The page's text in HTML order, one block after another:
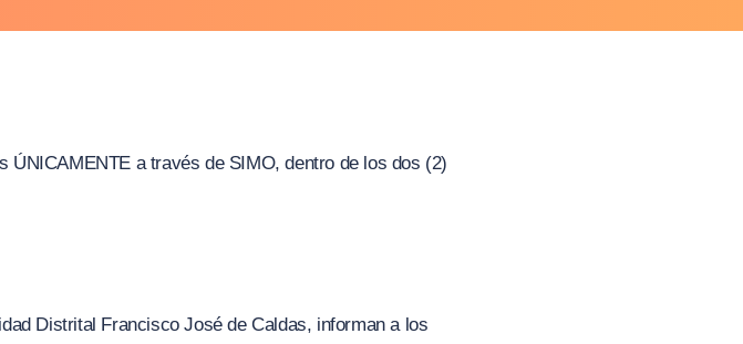
a través de SIMO, dentro de los dos (2)
Distrital Francisco José de Caldas, informan a los